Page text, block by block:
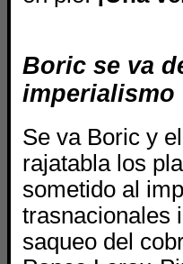
Boric se va
imperialismo
Se va Boric y
rajatabla los
sometido al
trasnacionales
saqueo del